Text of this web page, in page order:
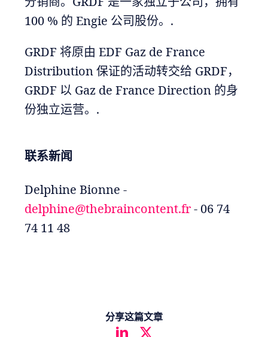
100 % 的 Engie 公司股份。.
GRDF 将原由 EDF Gaz de France
Distribution 保证的活动转交给 GRDF，
GRDF 以 Gaz de France Direction 的身
份独立运营。.
联系新闻
Delphine Bionne -
delphine@thebraincontent.fr- 06 74
74 11 48
分享这篇文章